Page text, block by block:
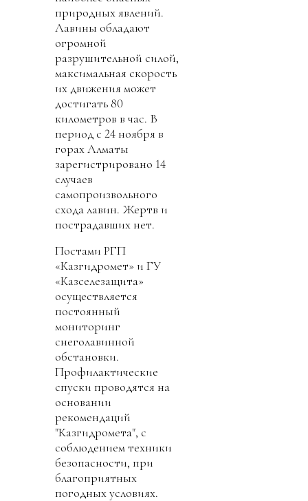
природных явлений.
Лавины обладают
огромной
разрушительной силой,
максимальная скорость
их движения может
достигать 80
километров в час. В
период с 24 ноября в
горах Алматы
зарегистрировано 14
случаев
самопроизвольного
схода лавин. Жертв и
пострадавших нет.
Постами РГП
«Казгидромет» и ГУ
«Казселезащита»
осуществляется
постоянный
мониторинг
снеголавинной
обстановки.
Профилактические
спуски проводятся на
основании
рекомендаций
"Казгидромета", с
соблюдением техники
безопасности, при
благоприятных
погодных условиях.